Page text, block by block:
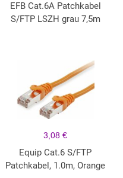
EFB Cat.6A Patchkabel
S/FTP LSZH grau 7,5m
3,08 €
Equip Cat.6 S/FTP
Patchkabel, 1.0m, Orange